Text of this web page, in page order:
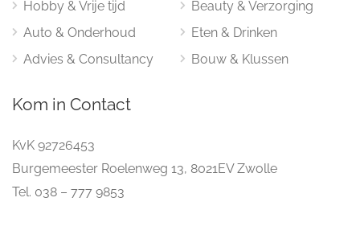
Hobby & Vrije tijd
Auto & Onderhoud
Advies & Consultancy
Beauty & Verzorging
Eten & Drinken
Bouw & Klussen
Kom in Contact
KvK 92726453
Burgemeester Roelenweg 13, 8021EV Zwolle
Tel. 038 – 777 9853